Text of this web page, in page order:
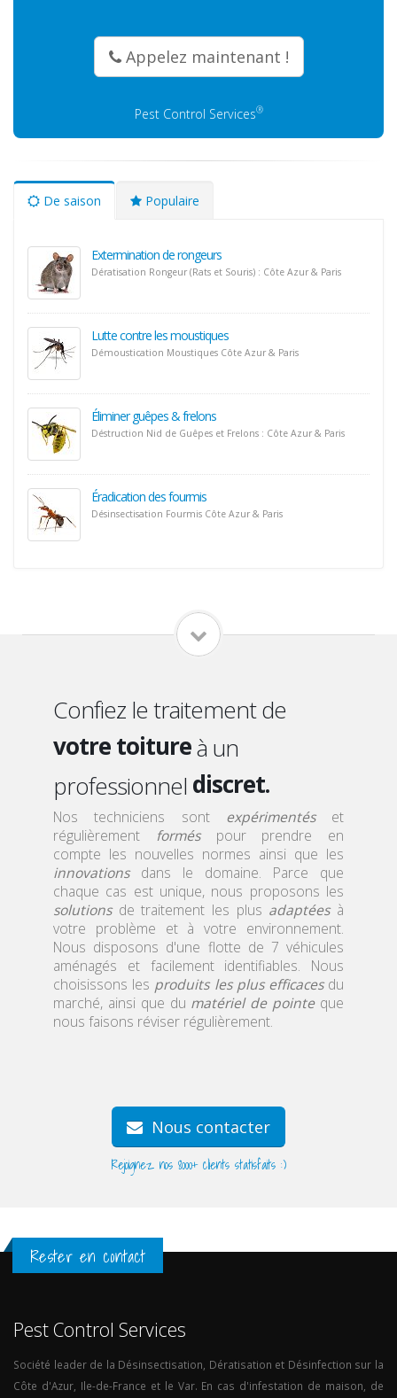
Appelez maintenant !
Pest Control Services®
De saison Populaire
Extermination de rongeurs
Dératisation Rongeur (Rats et Souris) : Côte Azur & Paris
Lutte contre les moustiques
Démoustication Moustiques Côte Azur & Paris
Éliminer guêpes & frelons
Déstruction Nid de Guêpes et Frelons : Côte Azur & Paris
Éradication des fourmis
Désinsectisation Fourmis Côte Azur & Paris
Confiez le traitement de
votre domicile
votre jardin
votre toiture
vos combles
votre domicile
à un
professionnel
sérieux.
efficace.
discret.
qualifié.
Nos techniciens sont expérimentéset
régulièrement
forméspour prendre en
compte les nouvelles normes ainsi que les
innovationsdans le domaine. Parce que
chaque cas est unique, nous proposons les
solutionsde traitement les plus adaptéesà
votre problème et à votre environnement.
Nous disposons d'une flotte de 7 véhicules
aménagés et facilement identifiables. Nous
choisissons les produits les plus efficacesdu
marché, ainsi que du matériel de pointeque
nous faisons réviser régulièrement.
Nous contacter
Rejoignez nos 8000+ clients statisfaits :)
Rester en contact
Pest Control Services
Société leader de la Désinsectisation, Dératisation et Désinfection sur la
Côte d'Azur, Ile-de-France et le Var. En cas d'infestation de maison, de